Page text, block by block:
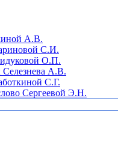
А.В.
С.И.
О.П.
Селезнева А.В.
С.Г.
Сергеевой Э.Н.